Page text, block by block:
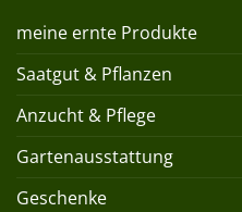
meine ernte Produkte
Saatgut & Pflanzen
Anzucht & Pflege
Gartenausstattung
Geschenke